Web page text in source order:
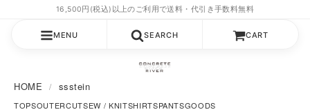
MENU SEARCH CART
HOME ssstein
TOPSOUTERCUTSEW / KNITSHIRTSPANTSGOODS